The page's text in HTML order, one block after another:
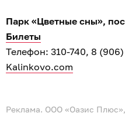
Парк «Цветные сны»,
Билеты
Телефон: 310-740, 8
Kalinkovo.com
Реклама. ООО «Оазис